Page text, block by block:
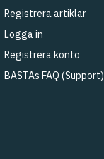
Registrera artiklar
Logga in
Registrera konto
BASTAs FAQ (Support)